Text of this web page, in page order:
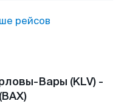
рейсов
Вары (KLV) -